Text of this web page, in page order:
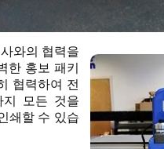
와의 협력을
한 홍보 패키
협력하여 전
지 모든 것을
쇄할 수 있습